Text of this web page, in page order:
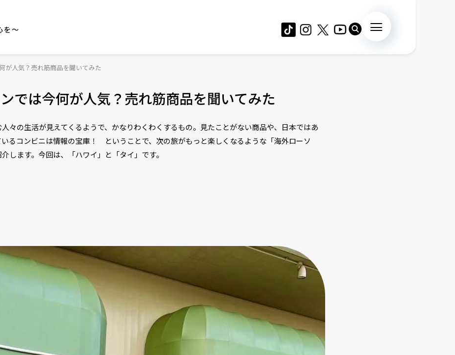
を～
が人気？売れ筋商品を聞いてみた
では今何が人気？売れ筋商品を聞いてみた
々の生活が見えてくるようで、かなりわくわくするもの。見たことがない商品や、日本ではあ
るコンビニは情報の宝庫！ ということで、次の旅がもっと楽しくなるような「海外ローソ
します。今回は、「ハワイ」と「タイ」です。